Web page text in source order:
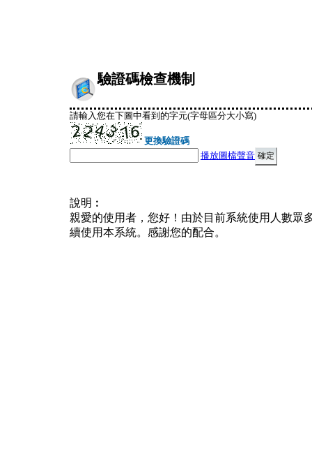
驗證碼檢查機制
請輸入您在下圖中看到的字元(字母區分大小寫)
更換驗證碼
播放圖檔聲音
說明︰
親愛的使用者，您好！由於目前系統使用人數眾
續使用本系統。感謝您的配合。